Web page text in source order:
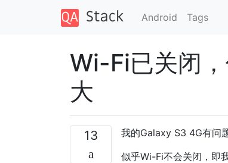
Android Tags
Wi-Fi已关闭
大
13
我的Galaxy S3 4G有问
似乎Wi-Fi不会关闭，即